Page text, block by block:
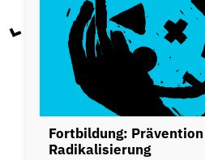
Fortbildung:
Radikalisierung